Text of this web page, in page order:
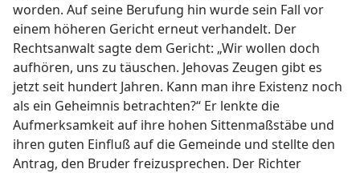
worden. Auf seine Berufung hin wurde sein Fall vor
einem höheren Gericht erneut verhandelt. Der
Rechtsanwalt sagte dem Gericht: „Wir wollen doch
aufhören, uns zu täuschen. Jehovas Zeugen gibt es
jetzt seit hundert Jahren. Kann man ihre Existenz noch
als ein Geheimnis betrachten?“ Er lenkte die
Aufmerksamkeit auf ihre hohen Sittenmaßstäbe und
ihren guten Einfluß auf die Gemeinde und stellte den
Antrag, den Bruder freizusprechen. Der Richter